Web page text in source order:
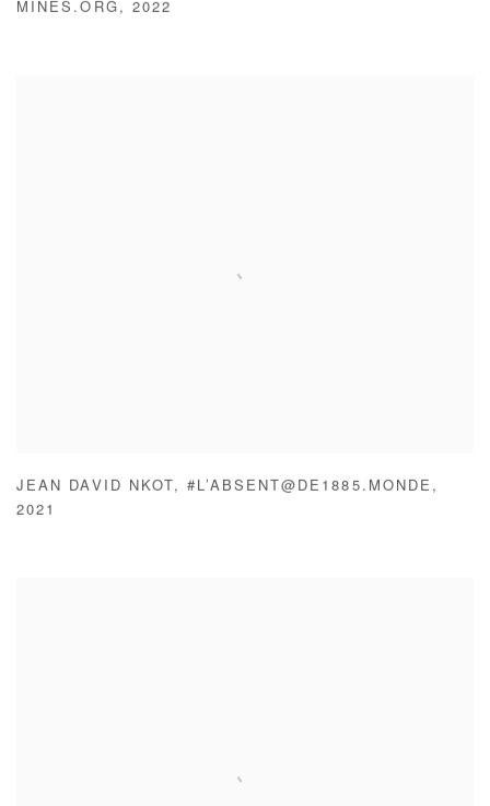
MINES.ORG , 2022
JEAN DAVID NKOT ,#L’ABSENT@DE1885.MONDE ,
2021